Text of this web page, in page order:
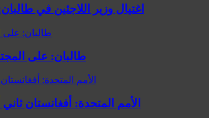
اغتيال وزير اللاجئين في
طالبان: على
الأمم المتحدة: أفغانستان